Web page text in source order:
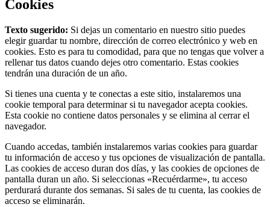
Cookies
Texto sugerido: Si dejas un comentario en nuestro sitio puedes
elegir guardar tu nombre, dirección de correo electrónico y web en
cookies. Esto es para tu comodidad, para que no tengas que volver a
rellenar tus datos cuando dejes otro comentario. Estas cookies
tendrán una duración de un año.
Si tienes una cuenta y te conectas a este sitio, instalaremos una
cookie temporal para determinar si tu navegador acepta cookies.
Esta cookie no contiene datos personales y se elimina al cerrar el
navegador.
Cuando accedas, también instalaremos varias cookies para guardar
tu información de acceso y tus opciones de visualización de pantalla.
Las cookies de acceso duran dos días, y las cookies de opciones de
pantalla duran un año. Si seleccionas «Recuérdarme», tu acceso
perdurará durante dos semanas. Si sales de tu cuenta, las cookies de
acceso se eliminarán.